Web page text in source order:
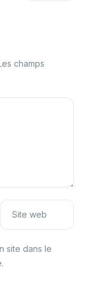
champs
Site web
site dans le